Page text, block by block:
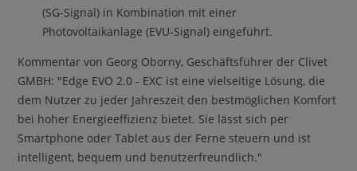
(SG-Signal) in Kombination mit einer
Photovoltaikanlage (EVU-Signal) eingeführt.
Kommentar von Georg Oborny, Geschäftsführer der Clivet
GMBH: "Edge EVO 2.0 - EXC ist eine vielseitige Lösung, die
dem Nutzer zu jeder Jahreszeit den bestmöglichen Komfort
bei hoher Energieeffizienz bietet. Sie lässt sich per
Smartphone oder Tablet aus der Ferne steuern und ist
intelligent, bequem und benutzerfreundlich."